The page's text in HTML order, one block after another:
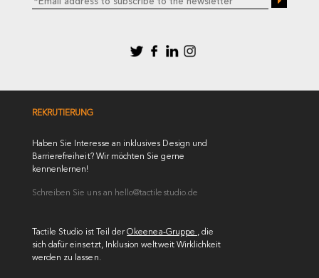
REKRUTIERUNG
Haben Sie Interesse an inklusives Design und
Barrierefreiheit? Wir möchten Sie gerne
kennenlernen!
Schreiben Sie uns an hello@tactilestudio.de
Tactile Studio ist Teil derOkeenea-Gruppe , die
sich dafür einsetzt, Inklusion weltweit Wirklichkeit
werden zu lassen.